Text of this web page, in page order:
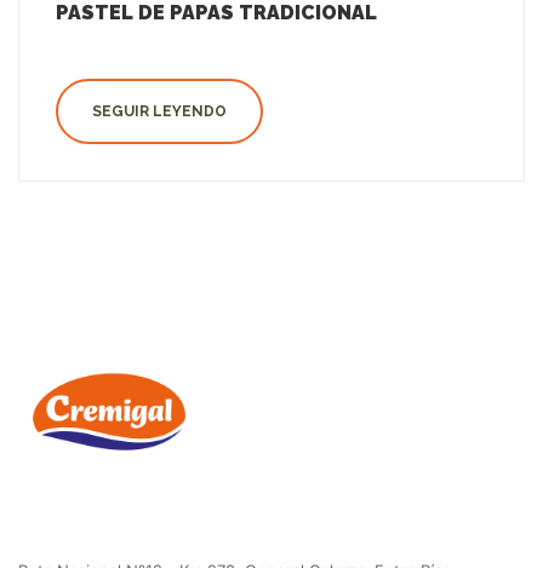
PASTEL DE PAPAS TRADICIONAL
SEGUIR LEYENDO